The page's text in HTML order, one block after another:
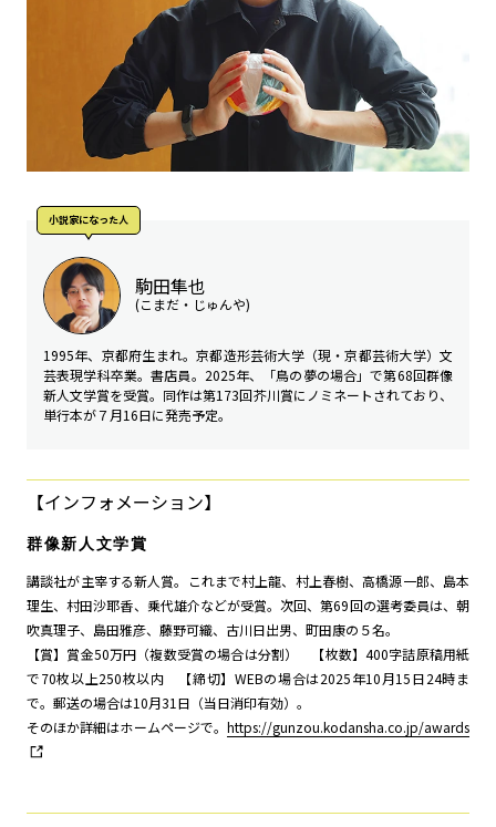
小説家になった人
駒田隼也
(こまだ・じゅんや)
1995年、京都府生まれ。京都造形芸術大学（現・京都芸術大学）文
芸表現学科卒業。書店員。2025年、「鳥の夢の場合」で第68回群像
新人文学賞を受賞。同作は第173回芥川賞にノミネートされており、
単行本が７月16日に発売予定。
【インフォメーション】
群像新人文学賞
講談社が主宰する新人賞。これまで村上龍、村上春樹、高橋源一郎、島本
理生、村田沙耶香、乗代雄介などが受賞。次回、第69回の選考委員は、朝
吹真理子、島田雅彦、藤野可織、古川日出男、町田康の５名。
【賞】賞金50万円（複数受賞の場合は分割） 【枚数】400字詰原稿用紙
で70枚以上250枚以内 【締切】WEBの場合は2025年10月15日24時ま
で。郵送の場合は10月31日（当日消印有効）。
そのほか詳細はホームページで。 https://gunzou.kodansha.co.jp/awards